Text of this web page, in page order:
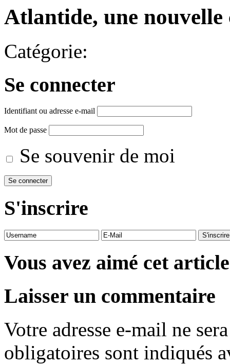
Atlantide, une
Catégorie:
Se connecter
Identifiant ou adresse e-mail
Mot de passe
Se souvenir de moi
S'inscrire
Vous avez aimé cet
Laisser un commentaire
Votre adresse e-mail ne
obligatoires sont indiqués